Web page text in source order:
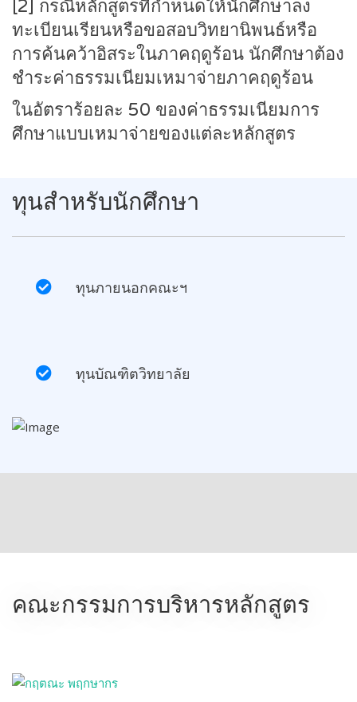
[2] กรณีหลักสูตรที่กำหนดให้นักศึกษาลง
ทะเบียนเรียนหรือขอสอบวิทยานิพนธ์หรือ
การค้นคว้าอิสระในภาคฤดูร้อน นักศึกษาต้อง
ชำระค่าธรรมเนียมเหมาจ่ายภาคฤดูร้อน
ในอัตราร้อยละ 50 ของค่าธรรมเนียมการ
ศึกษาแบบเหมาจ่ายของแต่ละหลักสูตร
ทุนสำหรับนักศึกษา
ทุนภายนอกคณะฯ
ทุนบัณฑิตวิทยาลัย
คณะกรรมการบริหารหลักสูตร